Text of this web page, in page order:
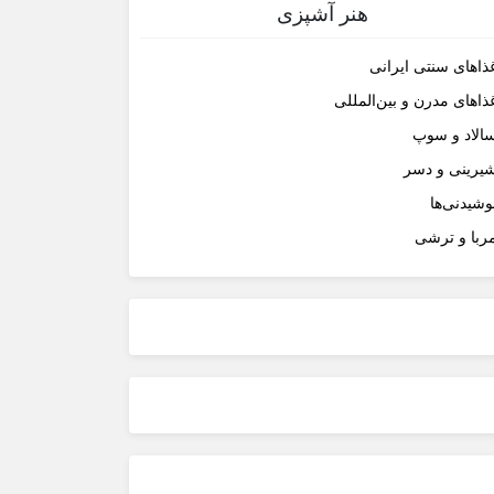
هنر آشپزی
سنتی ایرانی
مدرن و بین‌المللی
و سوپ
و دسر
و ترشی